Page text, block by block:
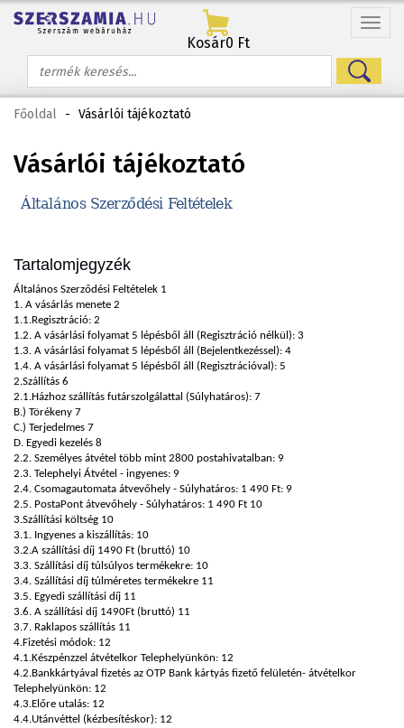
Menü
Kosár0 Ft
Főoldal - Vásárlói tájékoztató
Vásárlói tájékoztató
Általános Szerződési Feltételek
Tartalomjegyzék
Általános Szerződési Feltételek 1
1. A vásárlás menete 2
1.1.Regisztráció: 2
1.2. A vásárlási folyamat 5 lépésből áll (Regisztráció nélkül): 3
1.3. A vásárlási folyamat 5 lépésből áll (Bejelentkezéssel): 4
1.4. A vásárlási folyamat 5 lépésből áll (Regisztrációval): 5
2.Szállítás 6
2.1.Házhoz szállítás futárszolgálattal (Súlyhatáros): 7
B.) Törékeny 7
C.) Terjedelmes 7
D. Egyedi kezelés 8
2.2. Személyes átvétel több mint 2800 postahivatalban: 9
2.3. Telephelyi Átvétel - ingyenes: 9
2.4. Csomagautomata átvevőhely - Súlyhatáros: 1 490 Ft: 9
2.5. PostaPont átvevőhely - Súlyhatáros: 1 490 Ft 10
3.Szállítási költség 10
3.1. Ingyenes a kiszállítás: 10
3.2.A szállítási díj 1490 Ft (bruttó) 10
3.3. Szállítási díj túlsúlyos termékekre: 10
3.4. Szállítási díj túlméretes termékekre 11
3.5. Egyedi szállítási díj 11
3.6. A szállítási díj 1490Ft (bruttó) 11
3.7. Raklapos szállítás 11
4.Fizetési módok: 12
4.1.Készpénzzel átvételkor Telephelyünkön: 12
4.2.Bankkártyával fizetés az OTP Bank kártyás fizető felületén- átvételkor
Telephelyünkön: 12
4.3.Előre utalás: 12
4.4.Utánvéttel (kézbesítéskor): 12